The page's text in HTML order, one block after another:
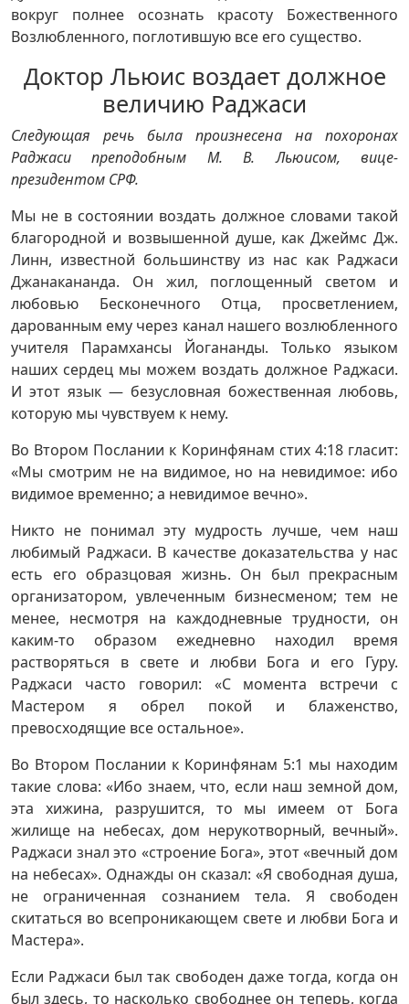
вокруг полнее осознать красоту Божественного
Возлюбленного, поглотившую все его существо.
Доктор Льюис воздает должное
величию Раджаси
Следующая речь была произнесена на похоронах
Раджаси преподобным М. В. Льюисом, вице-
президентом СРФ.
Мы не в состоянии воздать должное словами такой
благородной и возвышенной душе, как Джеймс Дж.
Линн, известной большинству из нас как Раджаси
Джанакананда. Он жил, поглощенный светом и
любовью Бесконечного Отца, просветлением,
дарованным ему через канал нашего возлюбленного
учителя Парамхансы Йогананды. Только языком
наших сердец мы можем воздать должное Раджаси.
И этот язык — безусловная божественная любовь,
которую мы чувствуем к нему.
Во Втором Послании к Коринфянам стих 4:18 гласит:
«Мы смотрим не на видимое, но на невидимое: ибо
видимое временно; а невидимое вечно».
Никто не понимал эту мудрость лучше, чем наш
любимый Раджаси. В качестве доказательства у нас
есть его образцовая жизнь. Он был прекрасным
организатором, увлеченным бизнесменом; тем не
менее, несмотря на каждодневные трудности, он
каким-то образом ежедневно находил время
растворяться в свете и любви Бога и его Гуру.
Раджаси часто говорил: «С момента встречи с
Мастером я обрел покой и блаженство,
превосходящие все остальное».
Во Втором Послании к Коринфянам 5:1 мы находим
такие слова: «Ибо знаем, что, если наш земной дом,
эта хижина, разрушится, то мы имеем от Бога
жилище на небесах, дом нерукотворный, вечный».
Раджаси знал это «строение Бога», этот «вечный дом
на небесах». Однажды он сказал: «Я свободная душа,
не ограниченная сознанием тела. Я свободен
скитаться во всепроникающем свете и любви Бога и
Мастера».
Если Раджаси был так свободен даже тогда, когда он
был здесь, то насколько свободнее он теперь, когда